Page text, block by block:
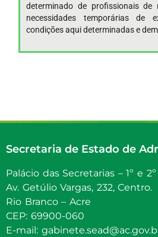
determinado de profissionais
necessidades temporárias de
condições aqui determinadas e
Secretaria de Estado de
Palácio das Secretarias – 1º e
Av. Getúlio Vargas, 232, Centro.
Rio Branco – Acre
CEP: 69900-060
E-mail: